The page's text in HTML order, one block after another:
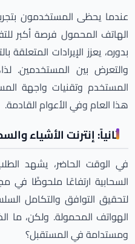
عندما يحظى المستخدمون
الهاتف المحمول فرصة أكبر
بدوره، يعزز الإيرادات
والتعرض بين المستخدمين.
المستخدم وتقنيات واجهة
هذا العام وفي الأعوام القادمة.
ثانياً: إنترنت الأشياء
في الوقت الحاضر، يشهد
السحابية ارتفاعًا ملحوظًا في
لتحقيق التوافق والتكامل
الهواتف المحمولة. ولكن،
ومستدامة في المستقبل؟